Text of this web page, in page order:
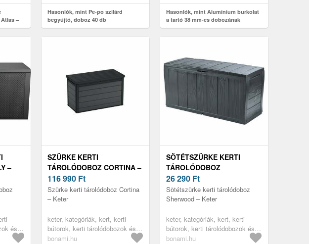
–
Hasonlók, mint Pe-po szilárd
begyújtó, doboz 40 db
Hasonlók, mint Alumínium burkolat
a tartó 38 mm-es dobozának
rögzítéséhez
–
és
SZÜRKE KERTI
TÁROLÓDOBOZ CORTINA –
KETER
116 990 Ft
Szürke kerti tárolódoboz Cortina
– Keter
keter, kategóriák, kert, kerti
bútorok, kerti tárolódobozok és
szekrények, kerti dobozok
bonami.hu
SÖTÉTSZÜRKE KERTI
TÁROLÓDOBOZ
SHERWOOD – KETER
26 290 Ft
Sötétszürke kerti tárolódoboz
Sherwood – Keter
keter, kategóriák, kert, kerti
bútorok, kerti tárolódobozok és
szekrények, kerti dobozok
bonami.hu